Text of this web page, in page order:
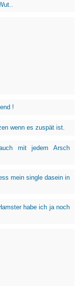
!
wenn es zuspät ist.
mit jedem Arsch
mein single dasein in
habe ich ja noch